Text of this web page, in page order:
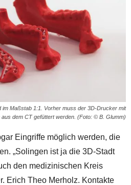
im Maßstab 1:1. Vorher muss der 3D-Drucker mit
aus dem CT gefüttert werden. (Foto: © B. Glumm)
Eingriffe möglich werden, die
„Solingen ist ja die 3D-Stadt
den medizinischen Kreis
Erich Theo Merholz. Kontakte